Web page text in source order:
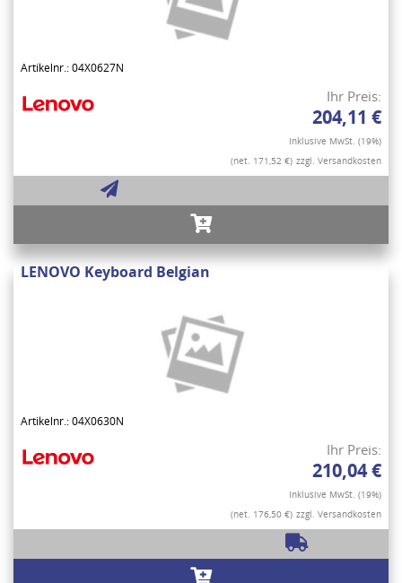
Artikelnr.: 04X0627N
Ihr Preis:
204,11 €
Inklusive MwSt. (19%)
(net. 171,52 €) zzgl. Versandkosten
LENOVO Keyboard Belgian
Artikelnr.: 04X0630N
Ihr Preis:
210,04 €
Inklusive MwSt. (19%)
(net. 176,50 €) zzgl. Versandkosten